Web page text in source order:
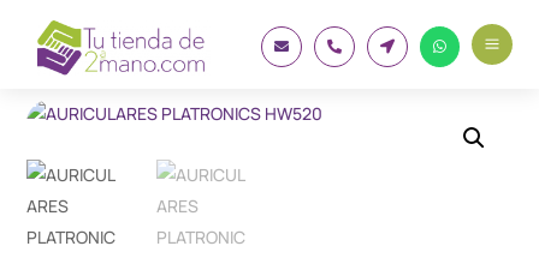
    a